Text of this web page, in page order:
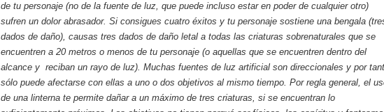
de tu personaje (no de la fuente de luz, que puede incluso estar en poder de cualquier otro)
sufren un dolor abrasador. Si consigues cuatro éxitos y tu personaje sostiene una bengala
dados de daño), causas tres dados de daño letal a todas las criaturas sobrenaturales que se
encuentren a 20 metros o menos de tu personaje (o aquellas que se encuentren dentro del
alcance y reciban un rayo de luz). Muchas fuentes de luz artificial son direccionales y por
sólo puede afectarse con ellas a uno o dos objetivos al mismo tiempo. Por regla general, el
de una linterna te permite dañar a un máximo de tres criaturas, si se encuentran lo